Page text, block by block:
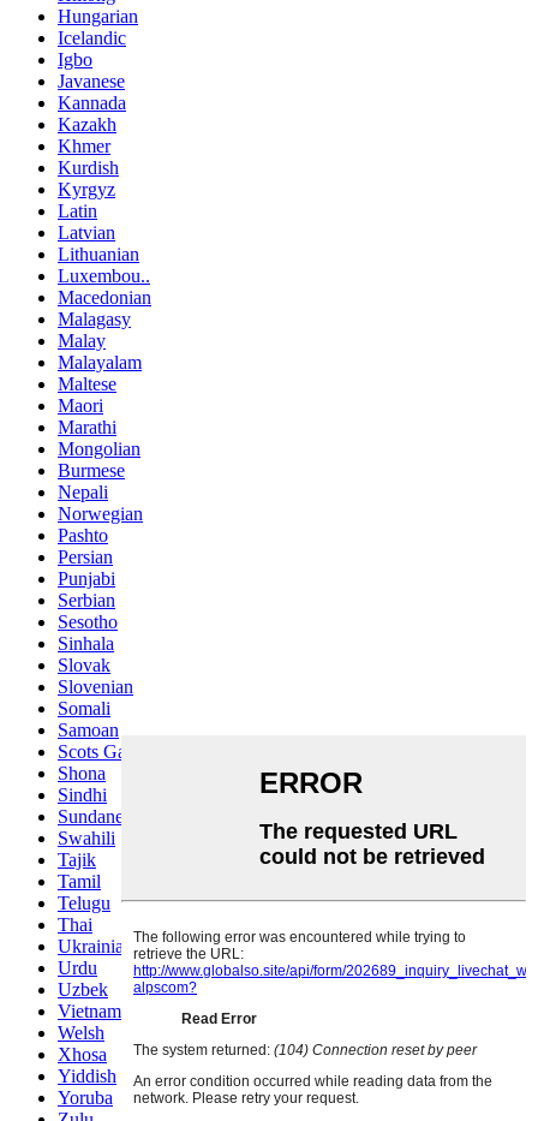
Hungarian
Icelandic
Igbo
Javanese
Kannada
Kazakh
Khmer
Kurdish
Kyrgyz
Latin
Latvian
Lithuanian
Luxembou..
Macedonian
Malagasy
Malay
Malayalam
Maltese
Maori
Marathi
Mongolian
Burmese
Nepali
Norwegian
Pashto
Persian
Punjabi
Serbian
Sesotho
Sinhala
Slovak
Slovenian
Somali
Samoan
Scots Gaelic
Shona
Sindhi
Sundanese
Swahili
Tajik
Tamil
Telugu
Thai
Ukrainian
Urdu
Uzbek
Vietnamese
Welsh
Xhosa
Yiddish
Yoruba